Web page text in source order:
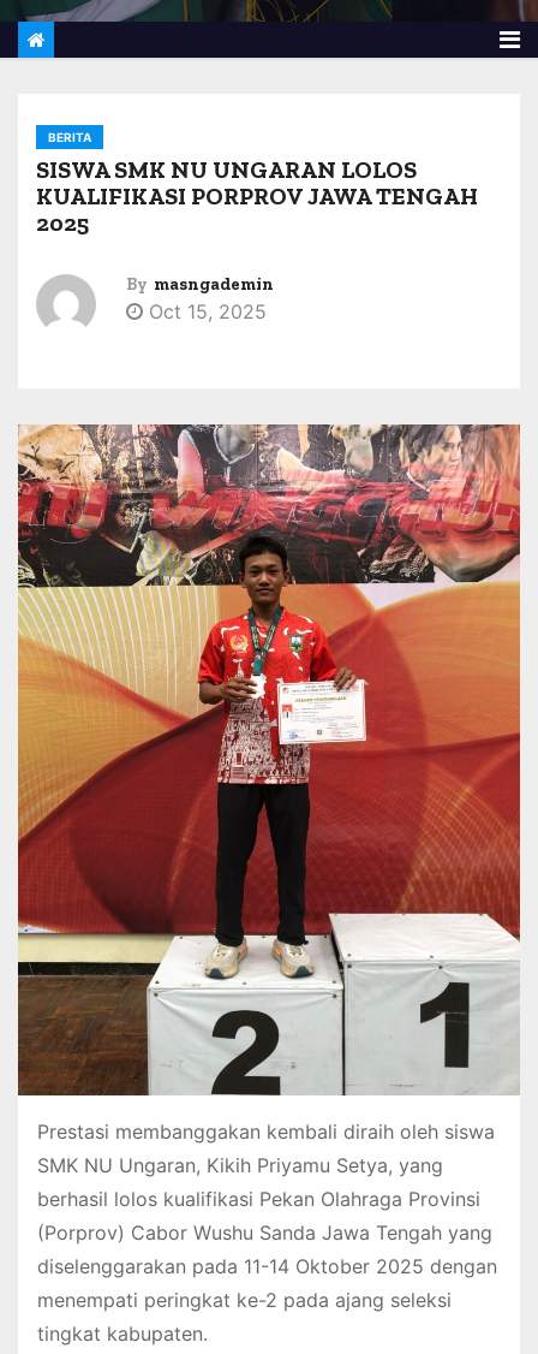
BERITA
SISWA SMK NU UNGARAN LOLOS
KUALIFIKASI PORPROV JAWA TENGAH
2025
By masngademin
Oct 15, 2025
Prestasi membanggakan kembali diraih oleh siswa
SMK NU Ungaran, Kikih Priyamu Setya, yang
berhasil lolos kualifikasi Pekan Olahraga Provinsi
(Porprov) Cabor Wushu Sanda Jawa Tengah yang
diselenggarakan pada 11-14 Oktober 2025 dengan
menempati peringkat ke-2 pada ajang seleksi
tingkat kabupaten.